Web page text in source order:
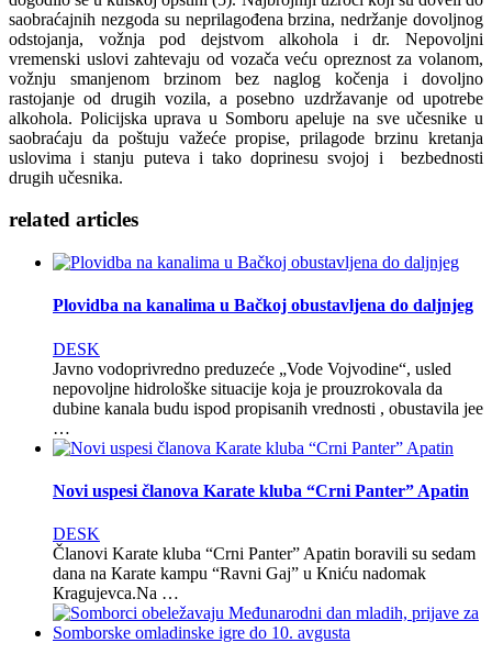
saobraćajnih nezgoda su neprilagođena brzina, nedržanje dovoljnog
odstojanja, vožnja pod dejstvom alkohola i dr. Nepovoljni
vremenski uslovi zahtevaju od vozača veću opreznost za volanom,
vožnju smanjenom brzinom bez naglog kočenja i dovoljno
rastojanje od drugih vozila, a posebno uzdržavanje od upotrebe
alkohola. Policijska uprava u Somboru apeluje na sve učesnike u
saobraćaju da poštuju važeće propise, prilagode brzinu kretanja
uslovima i stanju puteva i tako doprinesu svojoj i bezbednosti
drugih učesnika.
related articles
Plovidba na kanalima u Bačkoj obustavljena do daljnjeg
DESK
Javno vodoprivredno preduzeće „Vode Vojvodine“, usled
nepovoljne hidrološke situacije koja je prouzrokovala da
dubine kanala budu ispod propisanih vrednosti , obustavila jee
…
Novi uspesi članova Karate kluba “Crni Panter” Apatin
DESK
Članovi Karate kluba “Crni Panter” Apatin boravili su sedam
dana na Кarate kampu “Ravni Gaj” u Кniću nadomak
Кragujevca.Na …